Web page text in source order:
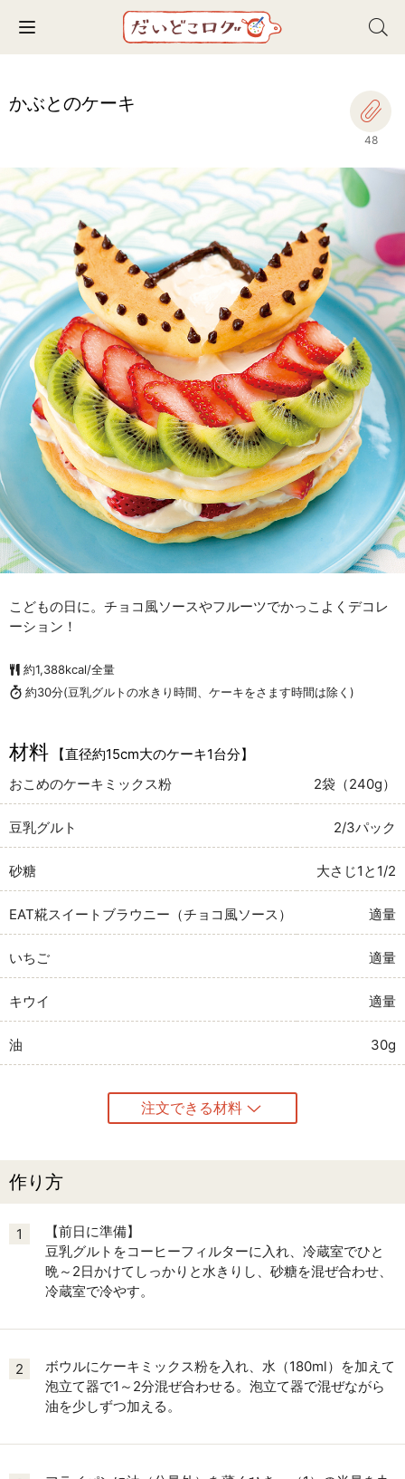
Toggle navigation
かぶとのケーキ
48
こどもの日に。チョコ風ソースやフルーツでかっこよくデコレ
ーション！
約1,388kcal/全量
約30分(豆乳グルトの水きり時間、ケーキをさます時間は除く)
材料
【直径約15cm大のケーキ1台分】
おこめのケーキミックス粉
2袋（240g）
豆乳グルト 2/3パック
砂糖 大さじ1と1/2
EAT糀スイートブラウニー（チョコ風ソース） 適量
いちご 適量
キウイ 適量
油 30g
注文できる材料
作り方
1
【前日に準備】
豆乳グルトをコーヒーフィルターに入れ、冷蔵室でひと
晩～2日かけてしっかりと水きりし、砂糖を混ぜ合わせ、
冷蔵室で冷やす。
2
ボウルにケーキミックス粉を入れ、水（180ml）を加えて
泡立て器で1～2分混ぜ合わせる。泡立て器で混ぜながら
油を少しずつ加える。